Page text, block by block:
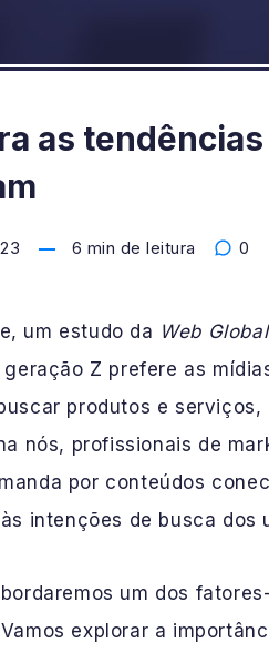
as
6 min de leitura 0
um estudo da Web
Z prefere as
produtos e
nós, profissionais de
por conteúdos
intenções de busca dos
um dos
explorar a